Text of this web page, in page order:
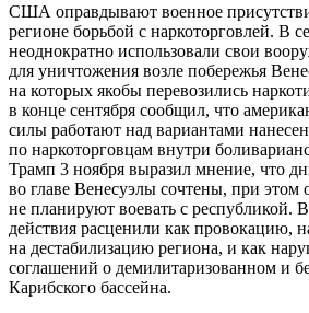
США оправдывают военное
регионе борьбой с наркоторговлей. В
неоднократно использовали свои
для уничтожения возле побережья
на которых якобы перевозились
в конце сентября сообщил, что
силы работают над вариантами
по наркоторговцам внутри
Трамп 3 ноября выразил мнение, что
во главе Венесуэлы сочтены, при этом
не планируют воевать с республикой.
действия расценили как провокацию,
на дестабилизацию региона, и как
соглашений о демилитаризованном и
Карибского бассейна.